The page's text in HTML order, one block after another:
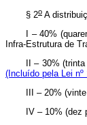
§ 2o A
I – 40%
Infra-Estrutura
II – 30%
(Incluído pela Lei nº
III – 20%
IV – 10% (dez